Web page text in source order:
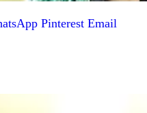
Pinterest Email